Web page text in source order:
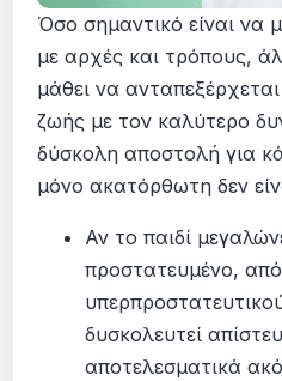
Όσο σημαντικό είναι να
με αρχές και τρόπους,
μάθει να
ζωής με τον καλύτερο
δύσκολη αποστολή για
μόνο ακατόρθωτη δεν
Αν το παιδί
προστατευμένο, από
δυσκολευτεί
αποτελεσματικά